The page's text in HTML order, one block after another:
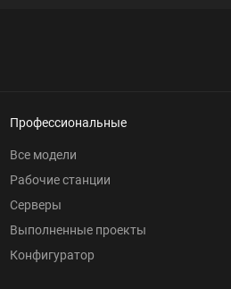
Профессиональные
Все модели
Рабочие станции
Серверы
Выполненные проекты
Конфигуратор